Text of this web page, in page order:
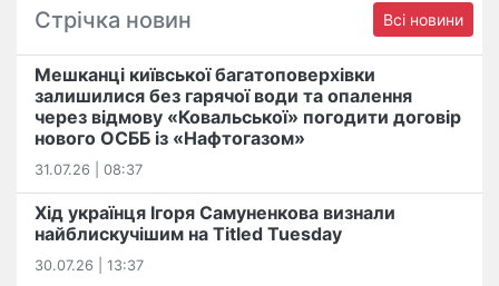
Стрічка новин Всі новини
Мешканці київської багатоповерхівки
залишилися без гарячої води та опалення
через відмову «Ковальської» погодити договір
нового ОСББ із «Нафтогазом»
31.07.26 | 08:37
Хід українця Ігоря Самуненкова визнали
найблискучішим на Titled Tuesday
30.07.26 | 13:37